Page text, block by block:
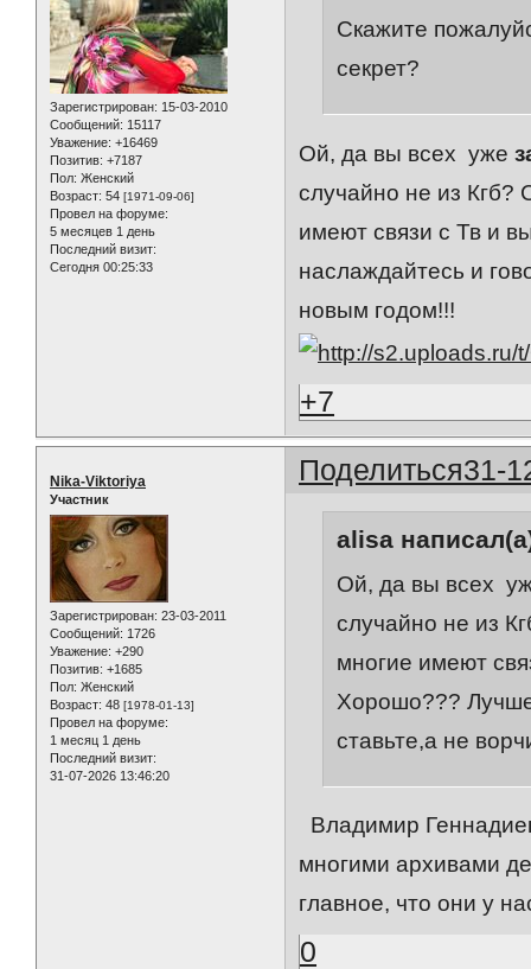
Зарегистрирован: 15-03-2010
Сообщений: 15117
Уважение: +16469
Позитив: +7187
Пол: Женский
Возраст: 54 [1971-09-06]
Провел на форуме:
5 месяцев 1 день
Последний визит:
Сегодня 00:25:33
Скажите
секрет?
Ой, да вы всех уже
случайно не из Кгб?
имеют связи с Тв и
наслаждайтесь и
новым годом!!!
+7
Поделиться31-
Nika-Viktoriya
Участник
Зарегистрирован: 23-03-2011
Сообщений: 1726
Уважение: +290
Позитив: +1685
Пол: Женский
Возраст: 48 [1978-01-13]
Провел на форуме:
1 месяц 1 день
Последний визит:
31-07-2026 13:46:20
alisa
Ой, да вы всех
случайно не из
многие имеют
Хорошо???
ставьте,а не
Владимир
многими архивами
главное, что они у
0